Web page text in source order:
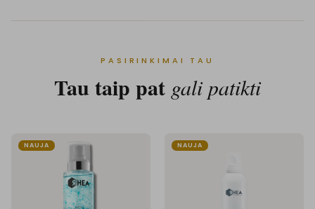
PASIRINKIMAI TAU
Tau taip pat gali patikti
NAUJA NAUJA